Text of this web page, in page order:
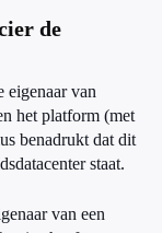
de
eigenaar van
het platform (met
benadrukt dat dit
staat.
van een